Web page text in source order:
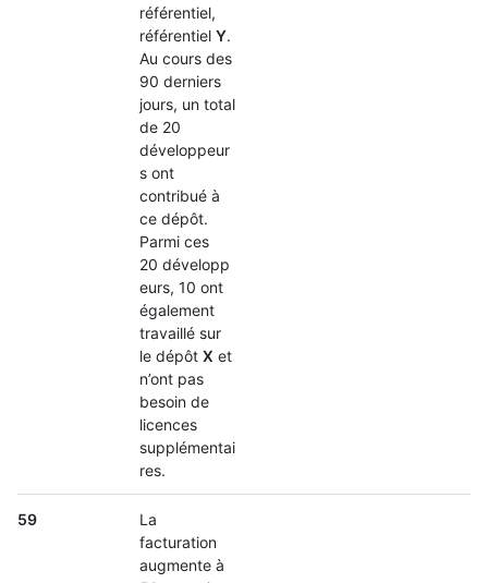
référentiel,
référentiel Y.
Au cours des
90 derniers
jours, un total
de 20
développeur
s ont
contribué à
ce dépôt.
Parmi ces
20 développ
eurs, 10 ont
également
travaillé sur
le dépôt X et
n’ont pas
besoin de
licences
supplémentai
res.
59
La
facturation
augmente à